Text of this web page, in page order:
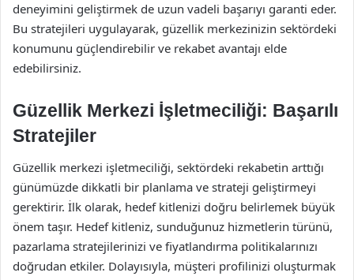
deneyimini geliştirmek de uzun vadeli başarıyı garanti eder.
Bu stratejileri uygulayarak, güzellik merkezinizin sektördeki
konumunu güçlendirebilir ve rekabet avantajı elde
edebilirsiniz.
Güzellik Merkezi İşletmeciliği: Başarılı
Stratejiler
Güzellik merkezi işletmeciliği, sektördeki rekabetin arttığı
günümüzde dikkatli bir planlama ve strateji geliştirmeyi
gerektirir. İlk olarak, hedef kitlenizi doğru belirlemek büyük
önem taşır. Hedef kitleniz, sunduğunuz hizmetlerin türünü,
pazarlama stratejilerinizi ve fiyatlandırma politikalarınızı
doğrudan etkiler. Dolayısıyla, müşteri profilinizi oluşturmak